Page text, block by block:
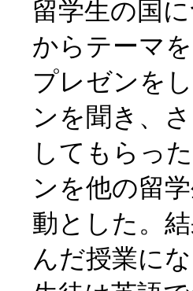
留学生の国
からテーマ
プレゼンを
ンを聞き、
してもらっ
ンを他の留
動とした。
んだ授業に